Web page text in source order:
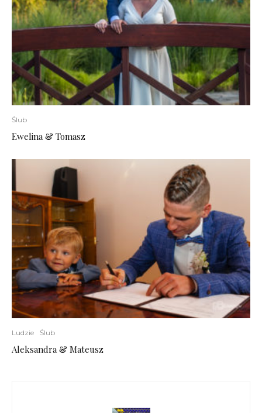
Ślub
Ewelina & Tomasz
Ludzie Ślub
Aleksandra & Mateusz